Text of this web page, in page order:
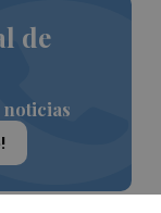
de
noticias